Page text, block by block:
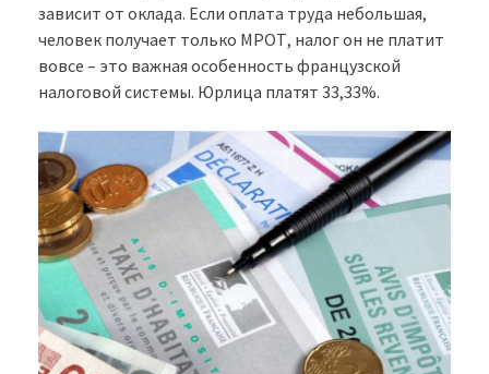
зависит от оклада. Если оплата труда небольшая,
человек получает только МРОТ, налог он не платит
вовсе – это важная особенность французской
налоговой системы. Юрлица платят 33,33%.